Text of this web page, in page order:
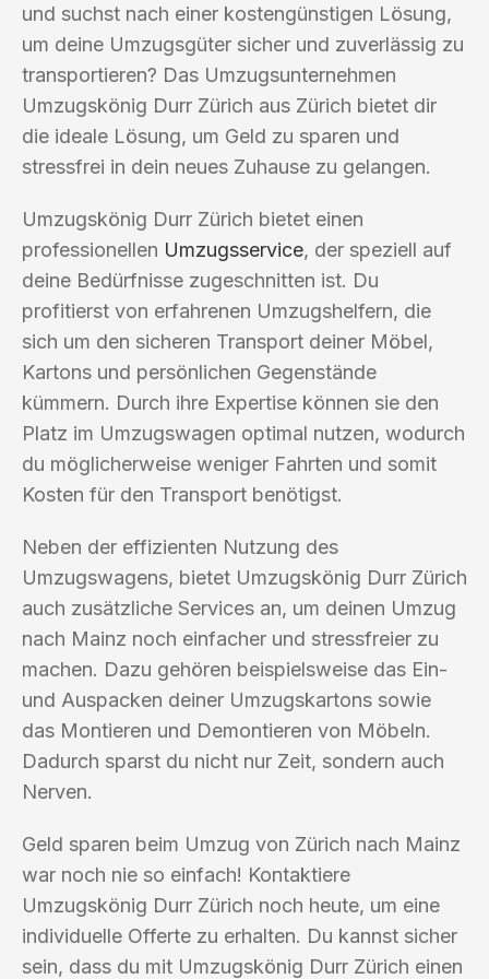
und suchst nach einer kostengünstigen Lösung,
um deine Umzugsgüter sicher und zuverlässig zu
transportieren? Das Umzugsunternehmen
Umzugskönig Durr Zürich aus Zürich bietet dir
die ideale Lösung, um Geld zu sparen und
stressfrei in dein neues Zuhause zu gelangen.
Umzugskönig Durr Zürich bietet einen
professionellen Umzugsservice, der speziell auf
deine Bedürfnisse zugeschnitten ist. Du
profitierst von erfahrenen Umzugshelfern, die
sich um den sicheren Transport deiner Möbel,
Kartons und persönlichen Gegenstände
kümmern. Durch ihre Expertise können sie den
Platz im Umzugswagen optimal nutzen, wodurch
du möglicherweise weniger Fahrten und somit
Kosten für den Transport benötigst.
Neben der effizienten Nutzung des
Umzugswagens, bietet Umzugskönig Durr Zürich
auch zusätzliche Services an, um deinen Umzug
nach Mainz noch einfacher und stressfreier zu
machen. Dazu gehören beispielsweise das Ein-
und Auspacken deiner Umzugskartons sowie
das Montieren und Demontieren von Möbeln.
Dadurch sparst du nicht nur Zeit, sondern auch
Nerven.
Geld sparen beim Umzug von Zürich nach Mainz
war noch nie so einfach! Kontaktiere
Umzugskönig Durr Zürich noch heute, um eine
individuelle Offerte zu erhalten. Du kannst sicher
sein, dass du mit Umzugskönig Durr Zürich einen